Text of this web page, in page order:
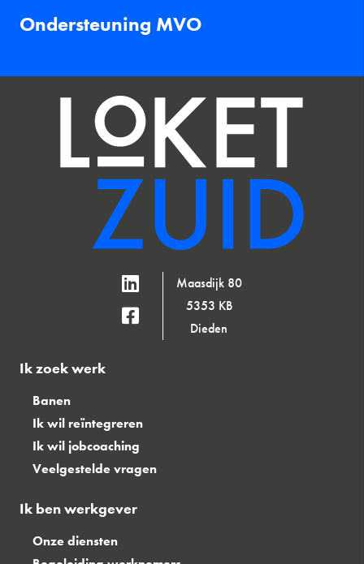
Ondersteuning MVO
Maasdijk 80
5353 KB
Dieden
Ik zoek werk
Banen
Ik wil reïntegreren
Ik wil jobcoaching
Veelgestelde vragen
Ik ben werkgever
Onze diensten